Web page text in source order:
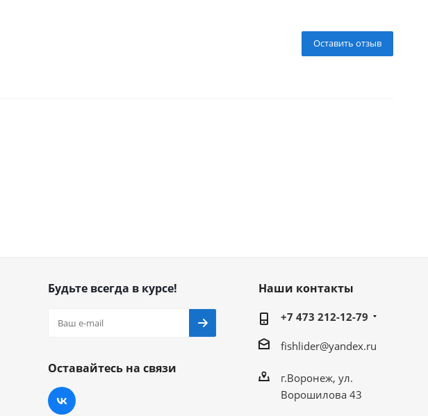
Оставить отзыв
Будьте всегда в курсе!
Оставайтесь на связи
Наши контакты
+7 473 212-12-79
fishlider@yandex.ru
г.Воронеж, ул.
Ворошилова 43